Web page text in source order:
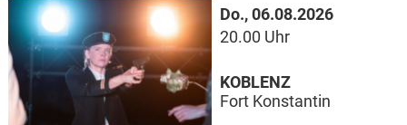
Do., 06.08.2026
20.00 Uhr
KOBLENZ
Fort Konstantin